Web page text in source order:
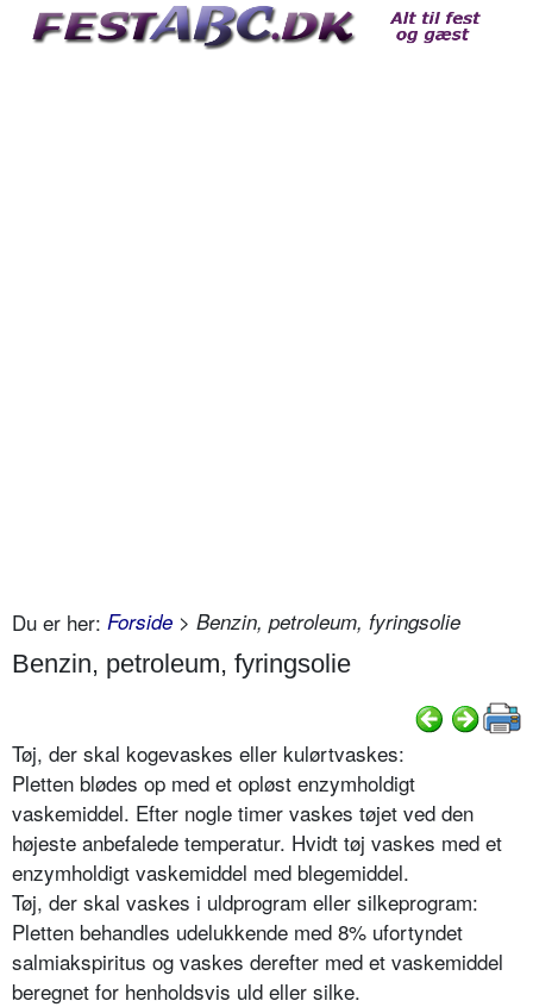
Du er her: Forside > Benzin, petroleum, fyringsolie
Benzin, petroleum, fyringsolie
Tøj, der skal kogevaskes eller kulørtvaskes:
Pletten blødes op med et opløst enzymholdigt
vaskemiddel. Efter nogle timer vaskes tøjet ved den
højeste anbefalede temperatur. Hvidt tøj vaskes med et
enzymholdigt vaskemiddel med blegemiddel.
Tøj, der skal vaskes i uldprogram eller silkeprogram:
Pletten behandles udelukkende med 8% ufortyndet
salmiakspiritus og vaskes derefter med et vaskemiddel
beregnet for henholdsvis uld eller silke.